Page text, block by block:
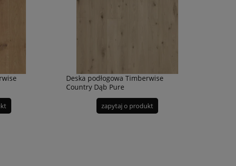
Deska podłogowa Timberwise
Country Dąb Pure
zapytaj o produkt